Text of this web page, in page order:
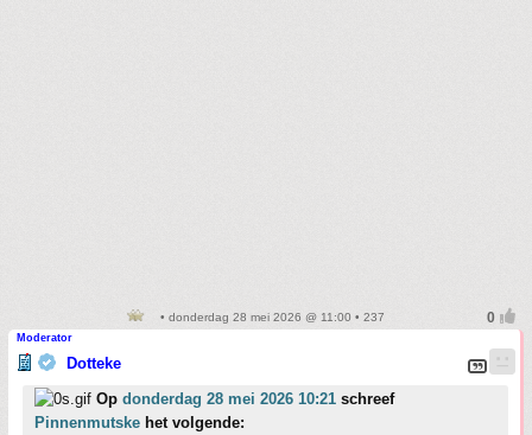
• donderdag 28 mei 2026 @ 11:00 • 237
Moderator
Dotteke
Op donderdag 28 mei 2026 10:21 schreef
Pinnenmutske het volgende: